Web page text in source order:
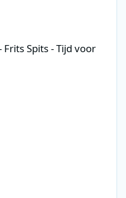
Frits Spits - Tijd voor